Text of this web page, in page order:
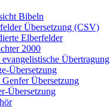
Bibeln
Übersetzung (CSV)
Elberfelder
2000
evangelistische Übertragung
Übersetzung
Genfer Übersetzung
Übersetzung